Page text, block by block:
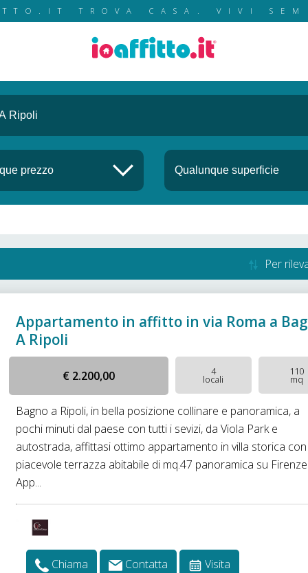
TROVA CASA. VIVI
Per
Appartamento in affitto in via Roma a
A Ripoli
€ 2.200,00 4
locali
110
mq
Bagno a Ripoli, in bella posizione collinare e panoramica, a
pochi minuti dal paese con tutti i sevizi, da Viola Park e
autostrada, affittasi ottimo appartamento in villa storica con
piacevole terrazza abitabile di mq.47 panoramica su
App...
Chiama Contatta Visita